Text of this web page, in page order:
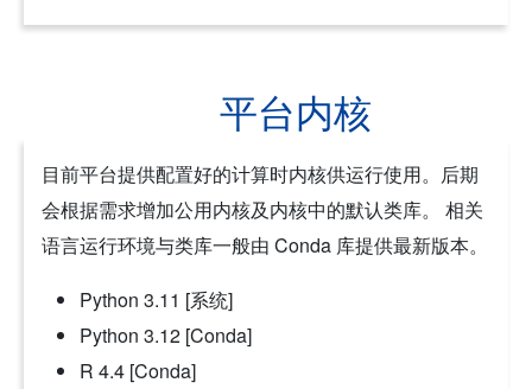
平台内核
目前平台提供配置好的计算时内核供运行使用。后期
会根据需求增加公用内核及内核中的默认类库。 相关
语言运行环境与类库一般由 Conda 库提供最新版本。
Python 3.11 [系统]
Python 3.12 [Conda]
R 4.4 [Conda]